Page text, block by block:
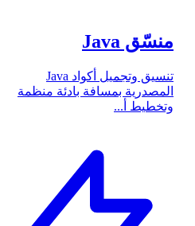
منسّق Java
تنسيق وتجميل أكواد Java
المصدرية بمسافة بادئة منظمة
وتخطيط أ...